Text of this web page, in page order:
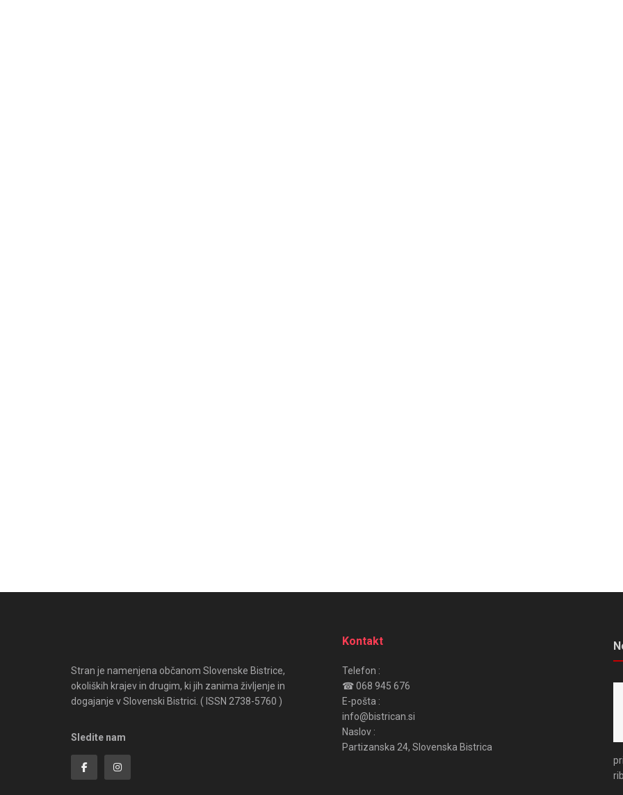
Stran je namenjena občanom Slovenske Bistrice,
okoliških krajev in drugim, ki jih zanima življenje in
dogajanje v Slovenski Bistrici. ( ISSN 2738-5760 )
Sledite nam
Kontakt
Telefon :
☎ 068 945 676
E-pošta :
info@bistrican.si
Naslov :
Partizanska 24, Slovenska Bistrica